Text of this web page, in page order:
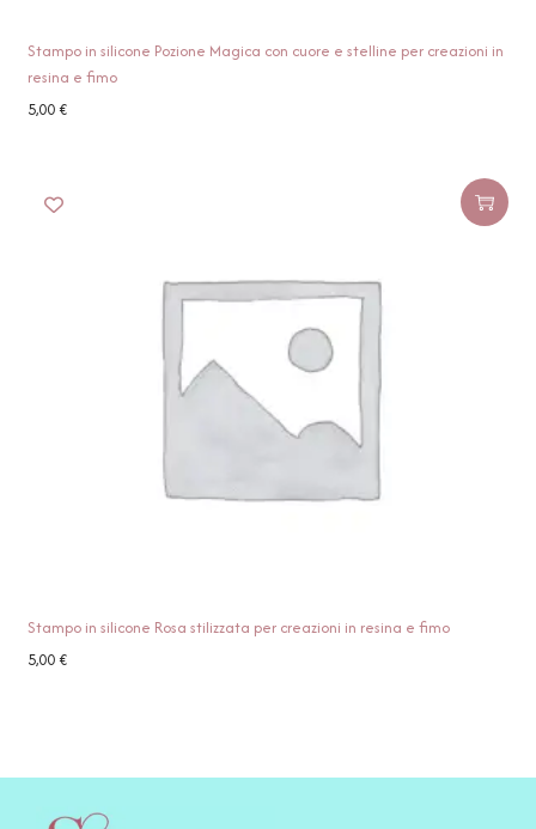
Stampo in silicone Pozione Magica con cuore e stelline per creazioni in
resina e fimo
5,00€
Stampo in silicone Rosa stilizzata per creazioni in resina e fimo
5,00€